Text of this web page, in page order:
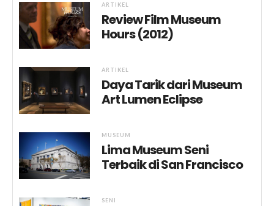
ARTIKEL
Review Film Museum
Hours (2012)
ARTIKEL
Daya Tarik dari Museum
Art Lumen Eclipse
MUSEUM
Lima Museum Seni
Terbaik di San Francisco
SENI